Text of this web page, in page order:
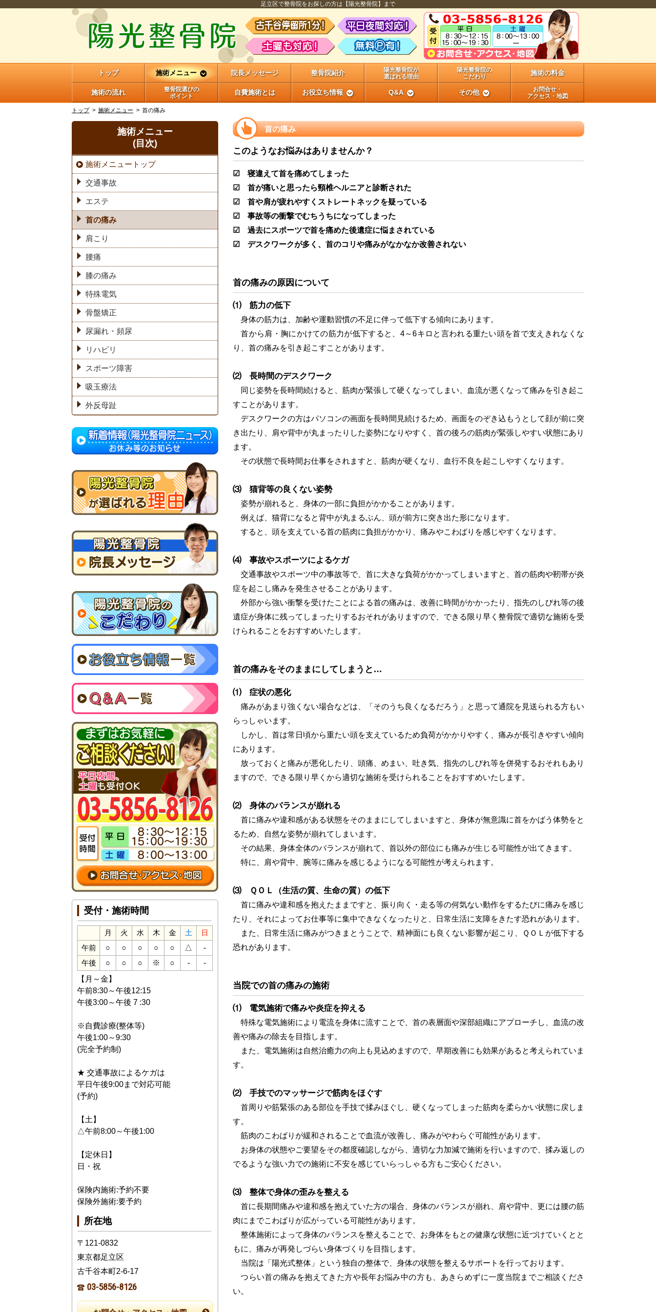
足立区で整骨院をお探しの方は【陽光整骨院】まで
トップ 施術メニュー 院長メッセージ 整骨院紹介
陽光整骨院が
選ばれる理由
陽光整骨院の
こだわり
施術の料金
施術の流れ
整骨院選びの
ポイント
自費施術とは お役立ち情報 Q&A その他
お問合せ・
アクセス・地図
トップ 施術メニュー 首の痛み
首の痛み
このようなお悩みはありませんか？
☑ 寝違えて首を痛めてしまった
☑ 首が痛いと思ったら頸椎ヘルニアと診断された
☑ 首や肩が疲れやすくストレートネックを疑っている
☑ 事故等の衝撃でむちうちになってしまった
☑ 過去にスポーツで首を痛めた後遺症に悩まされている
☑ デスクワークが多く、首のコリや痛みがなかなか改善されない
首の痛みの原因について
⑴ 筋力の低下
身体の筋力は、加齢や運動習慣の不足に伴って低下する傾向にあります。
首から肩・胸にかけての筋力が低下すると、4～6キロと言われる重たい頭を首で支えきれなくな
り、首の痛みを引き起こすことがあります。
⑵ 長時間のデスクワーク
同じ姿勢を長時間続けると、筋肉が緊張して硬くなってしまい、血流が悪くなって痛みを引き起こ
すことがあります。
デスクワークの方はパソコンの画面を長時間見続けるため、画面をのぞき込もうとして顔が前に突
き出たり、肩や背中が丸まったりした姿勢になりやすく、首の後ろの筋肉が緊張しやすい状態にあり
ます。
その状態で長時間お仕事をされますと、筋肉が硬くなり、血行不良を起こしやすくなります。
⑶ 猫背等の良くない姿勢
姿勢が崩れると、身体の一部に負担がかかることがあります。
例えば、猫背になると背中が丸まるぶん、頭が前方に突き出た形になります。
すると、頭を支えている首の筋肉に負担がかかり、痛みやこわばりを感じやすくなります。
⑷ 事故やスポーツによるケガ
交通事故やスポーツ中の事故等で、首に大きな負荷がかかってしまいますと、首の筋肉や靭帯が炎
症を起こし痛みを発生させることがあります。
外部から強い衝撃を受けたことによる首の痛みは、改善に時間がかかったり、指先のしびれ等の後
遺症が身体に残ってしまったりするおそれがありますので、できる限り早く整骨院で適切な施術を受
けられることをおすすめいたします。
首の痛みをそのままにしてしまうと…
⑴ 症状の悪化
痛みがあまり強くない場合などは、「そのうち良くなるだろう」と思って通院を見送られる方もい
らっしゃいます。
しかし、首は常日頃から重たい頭を支えているため負荷がかかりやすく、痛みが長引きやすい傾向
にあります。
放っておくと痛みが悪化したり、頭痛、めまい、吐き気、指先のしびれ等を併発するおそれもあり
ますので、できる限り早くから適切な施術を受けられることをおすすめいたします。
⑵ 身体のバランスが崩れる
首に痛みや違和感がある状態をそのままにしてしまいますと、身体が無意識に首をかばう体勢をと
るため、自然な姿勢が崩れてしまいます。
その結果、身体全体のバランスが崩れて、首以外の部位にも痛みが生じる可能性が出てきます。
特に、肩や背中、腕等に痛みを感じるようになる可能性が考えられます。
⑶ ＱＯＬ（生活の質、生命の質）の低下
首に痛みや違和感を抱えたままですと、振り向く・走る等の何気ない動作をするたびに痛みを感じ
たり、それによってお仕事等に集中できなくなったりと、日常生活に支障をきたす恐れがあります。
また、日常生活に痛みがつきまとうことで、精神面にも良くない影響が起こり、ＱＯＬが低下する
恐れがあります。
当院での首の痛みの施術
⑴ 電気施術で痛みや炎症を抑える
特殊な電気施術により電流を身体に流すことで、首の表層面や深部組織にアプローチし、血流の改
善や痛みの除去を目指します。
また、電気施術は自然治癒力の向上も見込めますので、早期改善にも効果があると考えられていま
す。
⑵ 手技でのマッサージで筋肉をほぐす
首周りや筋緊張のある部位を手技で揉みほぐし、硬くなってしまった筋肉を柔らかい状態に戻しま
す。
筋肉のこわばりが緩和されることで血流が改善し、痛みがやわらぐ可能性があります。
お身体の状態やご要望をその都度確認しながら、適切な力加減で施術を行いますので、揉み返しの
でるような強い力での施術に不安を感じていらっしゃる方もご安心ください。
⑶ 整体で身体の歪みを整える
首に長期間痛みや違和感を抱えていた方の場合、身体のバランスが崩れ、肩や背中、更には腰の筋
肉にまでこわばりが広がっている可能性があります。
整体施術によって身体のバランスを整えることで、お身体をもとの健康な状態に近づけていくとと
もに、痛みが再発しづらい身体づくりを目指します。
当院は「陽光式整体」という独自の整体で、身体の状態を整えるサポートを行っております。
つらい首の痛みを抱えてきた方や長年お悩み中の方も、あきらめずに一度当院までご相談くださ
い。
施術メニュー
(目次)
施術メニュートップ
交通事故
エステ
首の痛み
肩こり
腰痛
膝の痛み
特殊電気
骨盤矯正
尿漏れ・頻尿
リハビリ
スポーツ障害
吸玉療法
外反母趾
受付・施術時間
月 火 水 木 金 土
日
午前
○ ○ ○ ○ ○ △ -
午後 ○ ○ ○ ※ ○ -
-
【月～金】
午前8:30～午後12:15
午後3:00～午後 7 :30
※自費診療(整体等)
午後1:00～9:30
(完全予約制)
★ 交通事故によるケガは
平日午後9:00まで対応可能
(予約)
【土】
△午前8:00～午後1:00
【定休日】
日・祝
保険内施術:予約不要
保険外施術:要予約
所在地
〒121-0832
東京都足立区
古千谷本町2-6-17
03-5856-8126